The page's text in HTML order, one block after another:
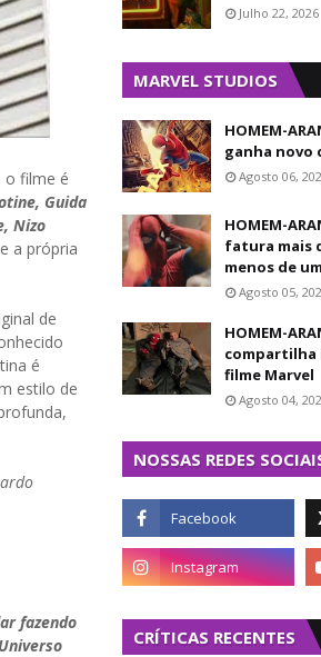
o filme é
Guida
Nizo
a própria
de
é
estilo de
fazendo
Julho 22, 2026
MARVEL STUDIOS
HOMEM-
ganha novo
Agosto 06,
HOMEM-
fatura mais
menos de
Agosto 05,
HOMEM-
compartilha
filme Marvel
Agosto 04,
NOSSAS REDES
CRÍTICAS RECENTES